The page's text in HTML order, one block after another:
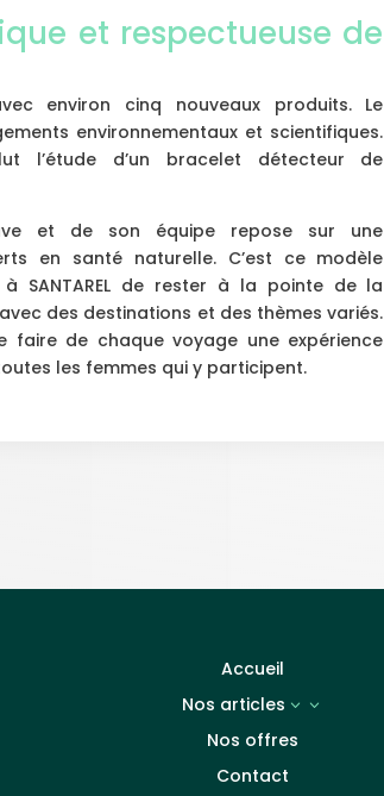
et respectueuse de
environ cinq nouveaux produits. Le
environnementaux et scientifiques.
l’étude d’un bracelet détecteur de
et de son équipe repose sur une
en santé naturelle. C’est ce modèle
SANTAREL de rester à la pointe de la
des destinations et des thèmes variés.
faire de chaque voyage une expérience
les femmes qui y participent.
Accueil
Nos articles
3
Nos offres
Contact